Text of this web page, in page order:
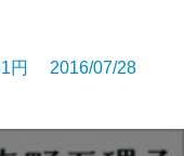
円 2016/07/28